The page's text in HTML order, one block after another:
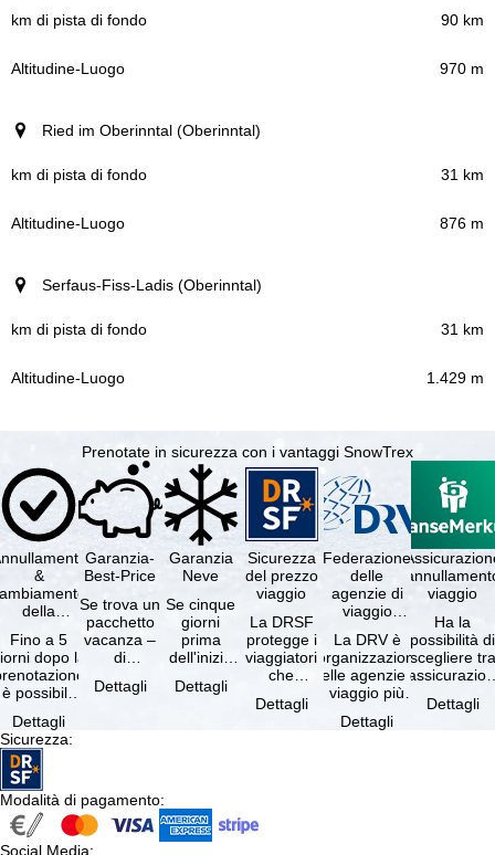
km di pista di fondo
90 km
970 m
Ried im Oberinntal (Oberinntal)
31 km
876 m
Serfaus-Fiss-Ladis (Oberinntal)
31 km
1.429 m
Prenotate in sicurezza con i vantaggi SnowTrex
&
della
gratuiti
Fino a 5
dopo la
è possibile
il …
Dettagli
Garanzia-
Best-Price
Se trova un
pacchetto
vacanza –
di
e servizi
Dettagli
Garanzia
Neve
Se cinque
giorni
prima
dell'inizio
soggiorno
Dettagli
Sicurezza
del prezzo
viaggio
La DRSF
protegge i
viaggiatori
che
un
Dettagli
Federazione
delle
agenzie di
viaggio
La DRV è
l'organizzazione
delle agenzie di
viaggio più
Germania.
Dettagli
viaggio
Ha la
possibilità di
scegliere tra
viaggio
Dettagli
Sicurezza:
Modalità di pagamento:
Social Media: